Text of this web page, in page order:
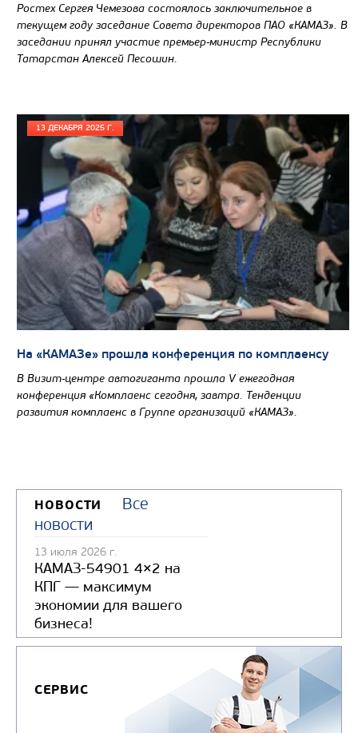
Ростех Сергея Чемезова состоялось заключительное в
текущем году заседание Совета директоров ПАО «КАМАЗ». В
заседании принял участие премьер-министр Республики
Татарстан Алексей Песошин.
13 ДЕКАБРЯ 2025 Г.
На «КАМАЗе» прошла конференция по комплаенсу
В Визит-центре автогиганта прошла V ежегодная
конференция «Комплаенс сегодня, завтра. Тенденции
развития комплаенс в Группе организаций «КАМАЗ».
НОВОСТИ
Все
новости
13 июля 2026 г.
КАМАЗ-54901 4×2 на
КПГ — максимум
экономии для вашего
бизнеса!
СЕРВИС